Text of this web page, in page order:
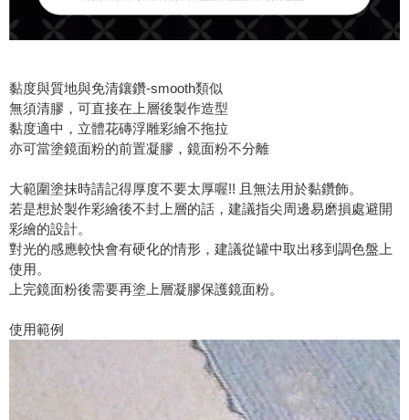
黏度與質地與免清鑲鑽-smooth類似
無須清膠，可直接在上層後製作造型
黏度適中，立體花磚浮雕彩繪不拖拉
亦可當塗鏡面粉的前置凝膠，鏡面粉不分離
大範圍塗抹時請記得厚度不要太厚喔!! 且無法用於黏鑽飾。
若是想於製作彩繪後不封上層的話，建議指尖周邊易磨損處避開
彩繪的設計。
對光的感應較快會有硬化的情形，建議從罐中取出移到調色盤上
使用。
上完鏡面粉後需要再塗上層凝膠保護鏡面粉。
使用範例